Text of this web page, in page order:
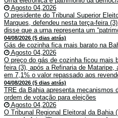
Agosto 04,2026
O presidente do Tribunal Superior
Marques, defendeu nesta terça-feira
disse que a urna representa um
04/08/2026 (5 dias atrás)
Gás de cozinha fica mais barato na
Agosto 04,2026
O preço do gás de cozinha ficou mais
feira (3), após a Refinaria de Mataripe,
em 7,1% o valor repassado aos
04/08/2026 (5 dias atrás)
TRE da Bahia apresenta mecanismos
ordem de votação para eleições
Agosto 04,2026
O Tribunal Regional Eleitoral da Bahia